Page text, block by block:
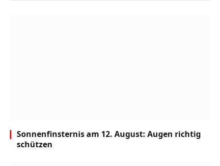
Sonnenfinsternis am 12. August: Augen richtig
schützen